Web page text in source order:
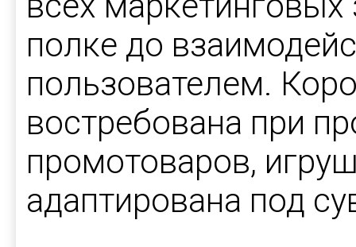
полке до
пользователем.
востребована при
промотоваров,
адаптирована под